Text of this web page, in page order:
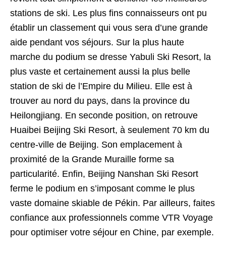
stations de ski. Les plus fins connaisseurs ont pu
établir un classement qui vous sera d’une grande
aide pendant vos séjours. Sur la plus haute
marche du podium se dresse Yabuli Ski Resort, la
plus vaste et certainement aussi la plus belle
station de ski de l’Empire du Milieu. Elle est à
trouver au nord du pays, dans la province du
Heilongjiang. En seconde position, on retrouve
Huaibei Beijing Ski Resort, à seulement 70 km du
centre-ville de Beijing. Son emplacement à
proximité de la Grande Muraille forme sa
particularité. Enfin, Beijing Nanshan Ski Resort
ferme le podium en s’imposant comme le plus
vaste domaine skiable de Pékin. Par ailleurs, faites
confiance aux professionnels comme VTR Voyage
pour optimiser votre séjour en Chine, par exemple.